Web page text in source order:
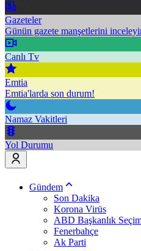
Gazeteler
Günün gazete manşetlerini
Canlı Tv
Emtia
Emtia'larda son durum!
Namaz Vakitleri
Yol Durumu
Gündem
Son Dakika
Korona Virüs
ABD Başkanlık
Fenerbahçe
Ak Parti